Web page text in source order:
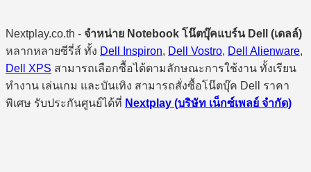
Nextplay.co.th - จำหน่าย Notebook โน๊ตบุ๊คแบร์น Dell (เดลล์)
หลากหลายซีรี่ส์ ทั้ง Dell Inspiron, Dell Vostro, Dell Alienware,
Dell XPS สามารถเลือกซื้อได้ตามลักษณะการใช้งาน ทั้งเรียน
ทำงาน เล่นเกม และบันเทิง สามารถสั่งซื้อโน๊ตบุ๊ค Dell ราคา
พิเศษ รับประกันศูนย์ได้ที่ Nextplay (บริษัท เน็กซ์เพลย์ จำกัด)